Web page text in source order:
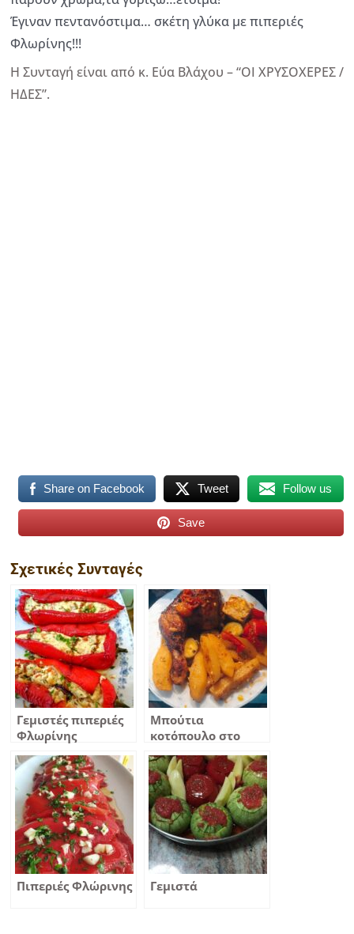
Έγιναν πεντανόστιμα… σκέτη γλύκα με πιπεριές
Φλωρίνης!!!
Η Συνταγή είναι από κ. Εύα Βλάχου – “ΟΙ ΧΡΥΣΟΧΕΡΕΣ /
ΗΔΕΣ”.
Share on Facebook Tweet Follow us
Save
Σχετικές Συνταγές
Γεμιστές πιπεριές
Φλωρίνης
Μπούτια
κοτόπουλο στο
φούρνο με πατάτες
κολοκυθάκι
πράσινο και
πιπεριά Φλωρίνης
Πιπεριές Φλώρινης Γεμιστά